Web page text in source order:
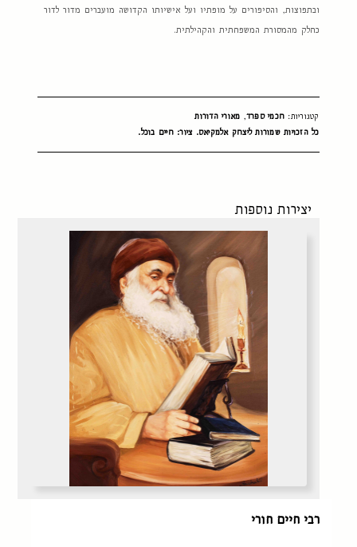
ובתפוצות, והסיפורים על מופתיו ועל אישיותו הקדושה מועברים מדור לדור
כחלק מהמסורת המשפחתית והקהילתית.
קטגוריות: חכמי ספרד, מאורי הדורות
כל הזכויות שמורות ליצחק אלמקיאס. ציור: חיים בוכל.
יצירות נוספות
רבי חיים חורי